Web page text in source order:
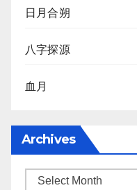
日月合朔
八字探源
血月
Archives
Archives